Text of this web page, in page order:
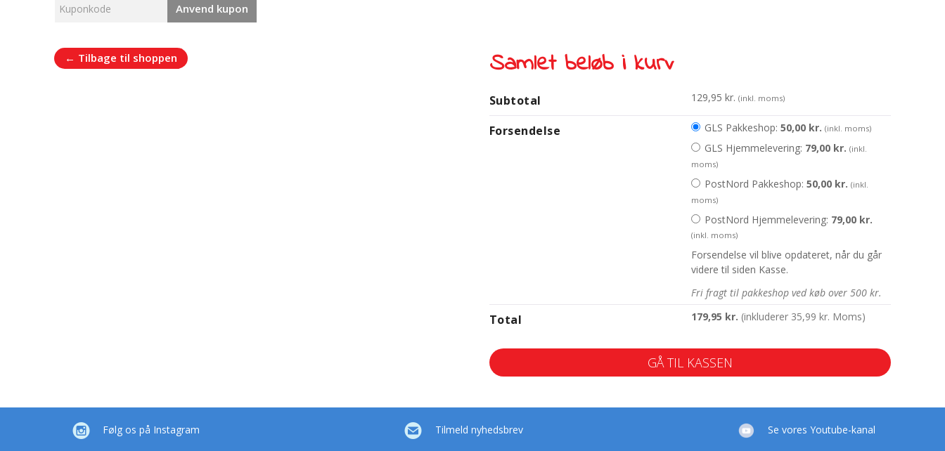
Anvend kupon
Samlet beløb i kurv
Subtotal 129,95 kr. (inkl. moms)
Forsendelse GLS Pakkeshop: 50,00 kr. (inkl. moms)
GLS Hjemmelevering: 79,00 kr. (inkl.
moms)
PostNord Pakkeshop: 50,00 kr. (inkl.
moms)
PostNord Hjemmelevering: 79,00 kr.
(inkl. moms)
Forsendelse vil blive opdateret, når du går
videre til siden Kasse.
Fri fragt til pakkeshop ved køb over 500 kr.
Total 179,95 kr. (inkluderer 35,99 kr. Moms)
GÅ TIL KASSEN
← Tilbage til shoppen
Følg os på Instagram Tilmeld nyhedsbrev Se vores Youtube-kanal